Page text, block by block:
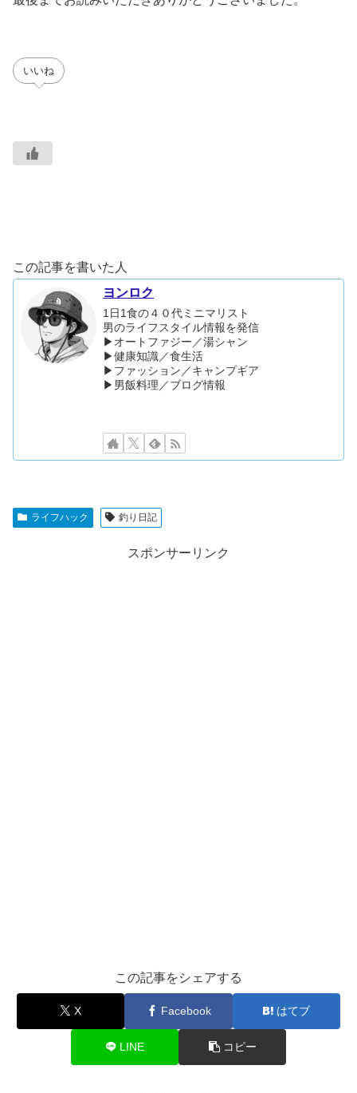
いいね
この記事を書いた人
ヨンロク
1日1食の４０代ミニマリスト
男のライフスタイル情報を発信
▶︎オートファジー／湯シャン
▶︎健康知識／食生活
▶︎ファッション／キャンプギア
▶︎男飯料理／ブログ情報
ライフハック 釣り日記
スポンサーリンク
この記事をシェアする
X Facebook はてブ
LINE コピー